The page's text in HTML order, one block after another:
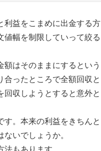
利益をこまめに出金する方
値幅を制限していって絞る
はそのままにするという
ったところで全額回収と
収しようとすると意外と
。本来の利益をきちんと
いでしょうか。
もあります。